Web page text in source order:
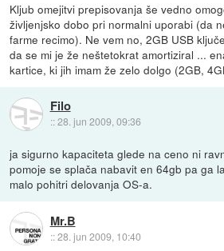
Kljub omejitvi prepisovanja še vedno
življenjsko dobo pri normalni uporabi (da
farme recimo). Ne vem no, 2GB USB
da se mi je že neštetokrat amortiziral ...
kartice, ki jih imam že zelo dolgo (2GB,
Filo
::28. jun 2009, 09:36
ja sigurno kapaciteta glede na ceno ni
pomoje se splača nabavit en 64gb pa ga
malo pohitri delovanja OS-a.
Mr.B
::28. jun 2009, 10:40